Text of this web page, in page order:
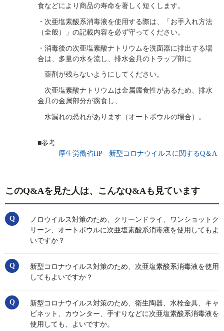
食などにより商品の寿命を著しく短くします。
・次亜塩素酸系消毒液を使用する際は、「お手入れ方法
（全般）」の記載内容を必ず守ってください。
・消毒後の次亜塩素酸ナトリウムを洗面器に排出する場
合は、多量の水を流し、排水金具のトラップ部に
薬剤が残らないようにしてください。
次亜塩素酸ナトリウムは金属腐食性があるため、排水
金具の金属部分が腐食し、
水漏れの恐れがあります（オートボウルの場合）。
■参考
厚生労働省HP 新型コロナウイルスに関するQ＆A
このQ&Aを見た人は、こんなQ&Aも見ています
ノロウイルス対策のため、クリーンドライ、ワンショットク
リーン、オートボウルに次亜塩素酸系消毒液を使用してもよ
いですか？
新型コロナウイルス対策のため、次亜塩素酸系消毒液を使用
してもよいですか？
新型コロナウイルス対策のため、衛生陶器、水栓金具、キャ
ビネット、カウンター、手すりなどに次亜塩素酸系消毒液を
使用しても、よいですか。